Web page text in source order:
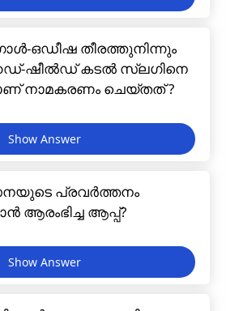
ഒഡീഷ തീരത്തുനിന്നും
ഷീൽഡ് കടൽ സ്ലഗിനെ
നാമകരണം ചെയ്തത് ?
പ്രവർത്തനം
ആരംഭിച്ച ആപ്പ്?